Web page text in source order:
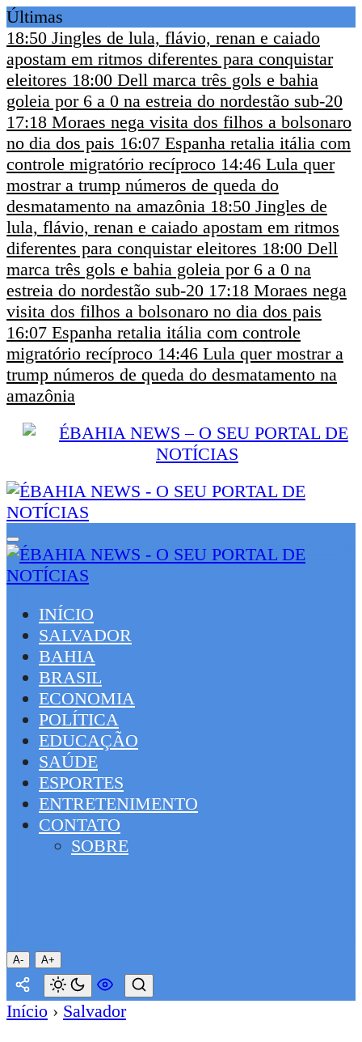
Últimas
18:50 Jingles de lula, flávio, renan e caiado
apostam em ritmos diferentes para conquistar
eleitores 18:00 Dell marca três gols e bahia
goleia por 6 a 0 na estreia do nordestão sub-20
17:18 Moraes nega visita dos filhos a bolsonaro
no dia dos pais 16:07 Espanha retalia itália com
controle migratório recíproco 14:46 Lula quer
mostrar a trump números de queda do
desmatamento na amazônia 18:50 Jingles de
lula, flávio, renan e caiado apostam em ritmos
diferentes para conquistar eleitores 18:00 Dell
marca três gols e bahia goleia por 6 a 0 na
estreia do nordestão sub-20 17:18 Moraes nega
visita dos filhos a bolsonaro no dia dos pais
16:07 Espanha retalia itália com controle
migratório recíproco 14:46 Lula quer mostrar a
trump números de queda do desmatamento na
amazônia
INÍCIO
SALVADOR
BAHIA
BRASIL
ECONOMIA
POLÍTICA
EDUCAÇÃO
SAÚDE
ESPORTES
ENTRETENIMENTO
CONTATO
SOBRE
A- A+
Início › Salvador